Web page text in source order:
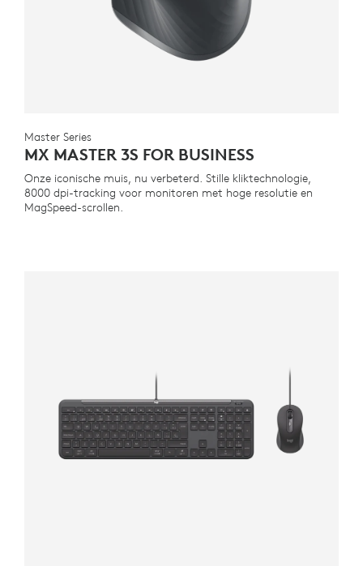
Master Series
MX MASTER 3S FOR BUSINESS
Onze iconische muis, nu verbeterd. Stille kliktechnologie,
8000 dpi-tracking voor monitoren met hoge resolutie en
MagSpeed-scrollen.